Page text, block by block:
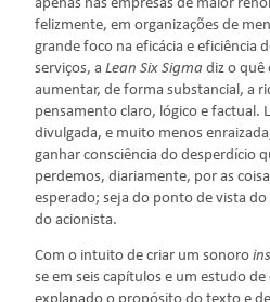
apenas nas empresas de maior
felizmente, em organizações de
grande foco na eficácia e eficiência
serviços, aLean Six Sigma diz o quê
aumentar, de forma substancial, a
pensamento claro, lógico e factual.
divulgada, e muito menos
ganhar consciência do desperdício
perdemos, diariamente, por as
esperado; seja do ponto de vista
do acionista.
Com o intuito de criar um sonoro
se em seis capítulos e um estudo de